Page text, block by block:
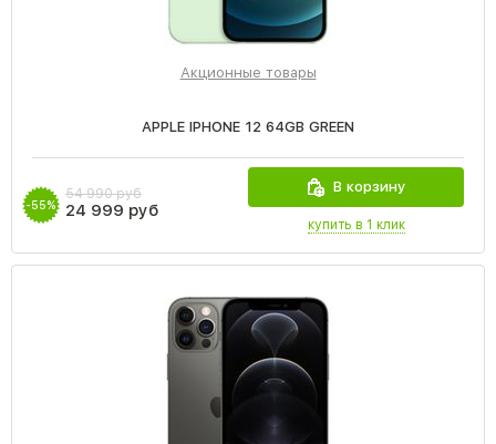
Акционные товары
APPLE IPHONE 12 64GB GREEN
-55%
54 990 руб
24 999 руб
В корзину
купить в 1 клик